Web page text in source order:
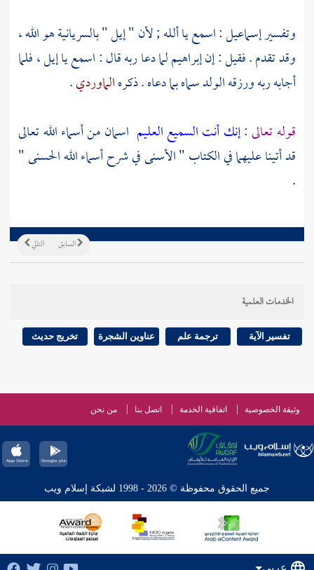
وتفسيرإسماعيل: اسمع يا ألله ; لأن " إيل " بالسريانية هو الله ،
وقد تقدم . فقيل : إنإبراهيملما دعا ربه قال : اسمع يا إيل ، فلما
أجابه ربه ورزقه الولد سماه بما دعاه . ذكرهالماوردي.
قوله تعالى :إنك أنت السميع العليم اسمان من أسماء الله تعالى
قد أتينا عليهما في الكتاب " الأسنى في شرح أسماء الله الحسنى "
.
التالي السابق
الخدمات العلمية
تفسير الآية ترجمة علم عناوين الشجرة تخريج حديث
وثيقة الخصوصية اتفاقية الخدمة اتصل بنا من نحن
جميع الحقوق محفوظة © 2026 - 1998 لشبكة إسلام ويب